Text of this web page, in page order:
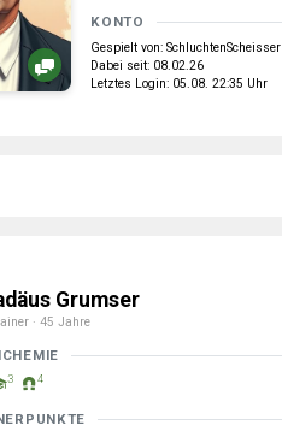
KONTO
Gespielt von: SchluchtenScheisser
Dabei seit: 08.02.26
Letztes Login: 05.08. 22:35 Uhr
Grumser
· 45 Jahre
3 4